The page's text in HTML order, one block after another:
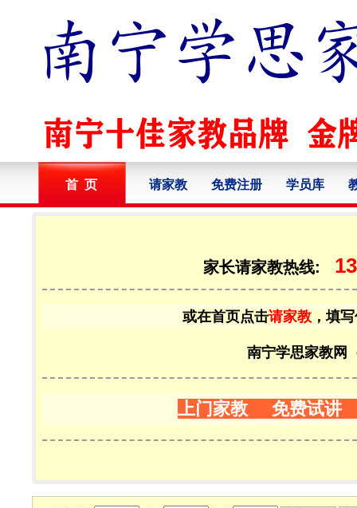
首 页 请家教 免费注册 学员库
家长请家教热线:
或在首页点击请家教 ，填
南宁学思家教网
上门家教 免费试讲